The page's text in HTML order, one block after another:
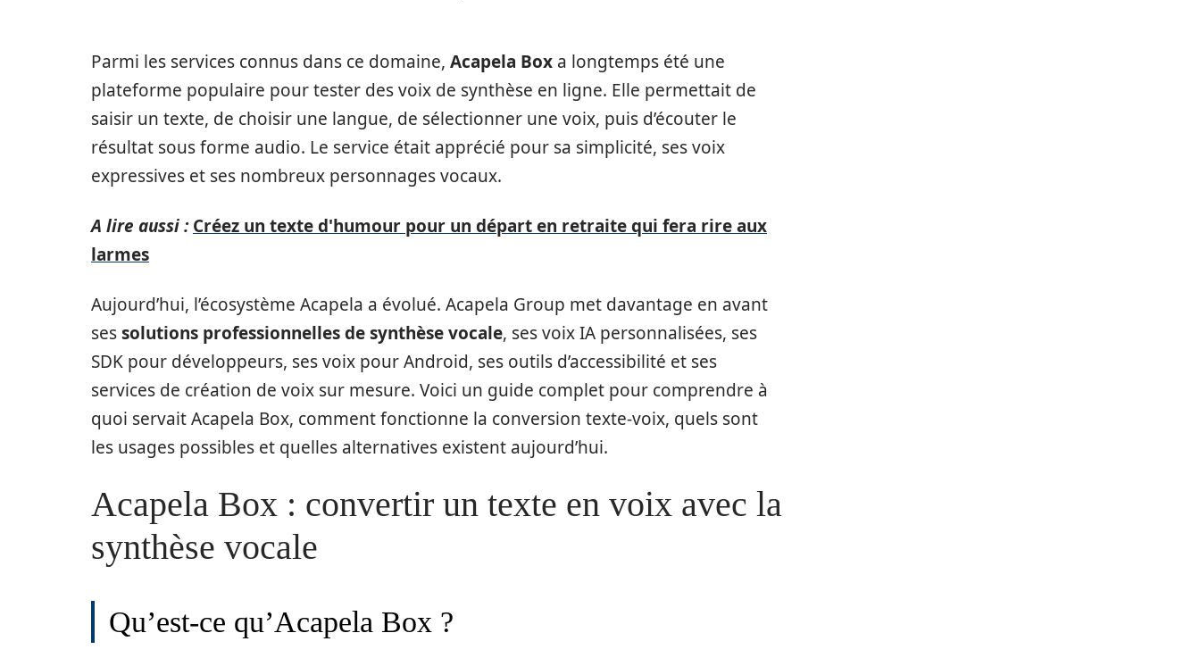
Parmi les services connus dans ce domaine, Acapela Box a longtemps été une
plateforme populaire pour tester des voix de synthèse en ligne. Elle permettait de
saisir un texte, de choisir une langue, de sélectionner une voix, puis d’écouter le
résultat sous forme audio. Le service était apprécié pour sa simplicité, ses voix
expressives et ses nombreux personnages vocaux.
A lire aussi : Créez un texte d'humour pour un départ en retraite qui fera rire aux
larmes
Aujourd’hui, l’écosystème Acapela a évolué. Acapela Group met davantage en avant
sessolutions professionnelles de synthèse vocale, ses voix IA personnalisées, ses
SDK pour développeurs, ses voix pour Android, ses outils d’accessibilité et ses
services de création de voix sur mesure. Voici un guide complet pour comprendre à
quoi servait Acapela Box, comment fonctionne la conversion texte-voix, quels sont
les usages possibles et quelles alternatives existent aujourd’hui.
Acapela Box : convertir un texte en voix avec la
synthèse vocale
Qu’est-ce qu’Acapela Box ?